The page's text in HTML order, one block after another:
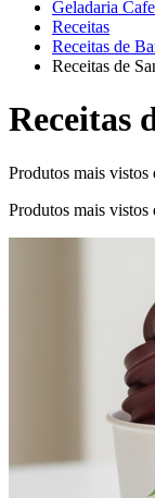
Geladaria
Receitas
Receitas de
Receitas de
Receitas
Produtos mais vistos
Produtos mais vistos